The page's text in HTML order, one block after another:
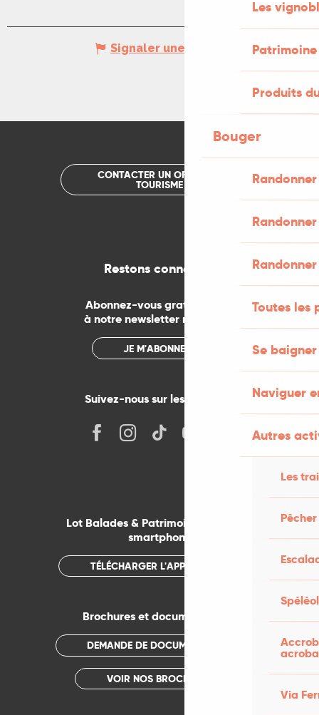
Les
Patrimoine
Produits
Bouger
Toutes les
Se
Naviguer
Autres
Les
Via
Signaler une erreur
CONTACTER UN OFFICE DE
TOURISME
Restons connectés
Abonnez-vous gratuitement
à notre newsletter mensuelle
JE M'ABONNE
Suivez-nous sur les réseaux !
Lot Balades & Patrimoines sur votre
smartphone
TÉLÉCHARGER L'APPLICATION
Brochures et documentations
DEMANDE DE DOCUMENTATION
VOIR NOS BROCHURES